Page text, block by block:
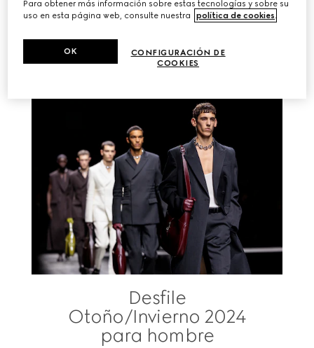
HISTORIAS RELACIONADAS
Desfile
Otoño/Invierno 2024
para hombre
Para obtener más información sobre estas tecnologías y sobre su
uso en esta página web, consulte nuestra
política de cookies.
CONFIGURACIÓN DE
COOKIES
OK